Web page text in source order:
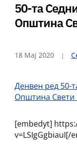
50-та
Општина
18 Мај 2020
Денвен ред 50-
Општина Свети
[embedyt]
v=LSIgGgbiauI[/